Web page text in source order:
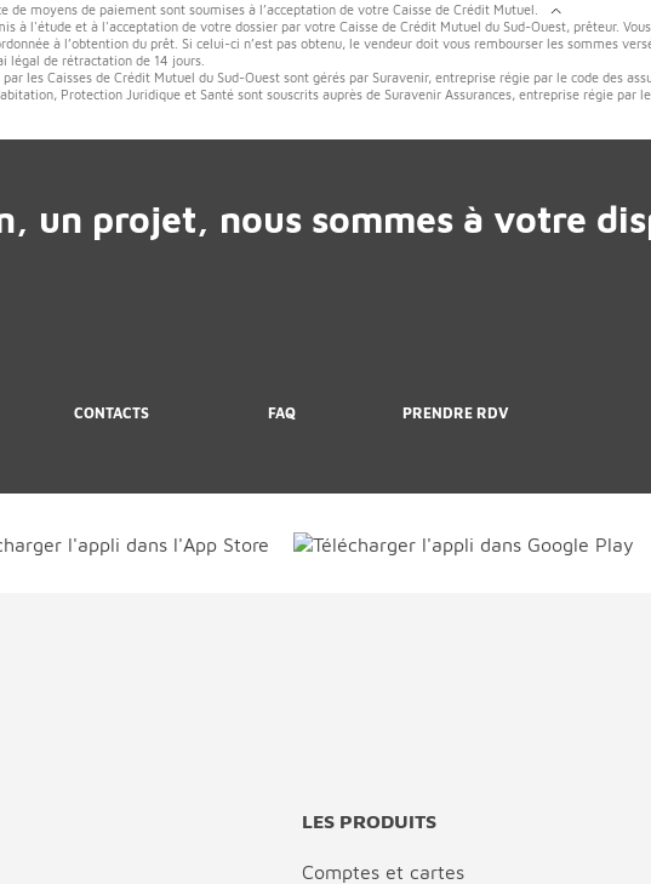
de moyens de paiement sont soumises à l’acceptation de votre Caisse de Crédit Mutuel.
à l'étude et à l'acceptation de votre dossier par votre Caisse de Crédit Mutuel du Sud-Ouest, prêteur. Vous
à l’obtention du prêt. Si celui-ci n’est pas obtenu, le vendeur doit vous rembourser les sommes
légal de rétractation de 14 jours.
les Caisses de Crédit Mutuel du Sud-Ouest sont gérés par Suravenir, entreprise régie par le code des
Protection Juridique et Santé sont souscrits auprès de Suravenir Assurances, entreprise régie par le
un projet, nous sommes à votre
CONTACTS FAQ PRENDRE RDV
LES PRODUITS
Comptes et cartes